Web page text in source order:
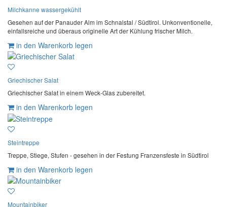
Milchkanne wassergekühlt
Gesehen auf der Panauder Alm im Schnalstal / Südtirol. Unkonventionelle,
einfallsreiche und überaus originelle Art der Kühlung frischer Milch.
in den Warenkorb legen
Griechischer Salat
Griechischer Salat in einem Weck-Glas zubereitet.
in den Warenkorb legen
Steintreppe
Treppe, Stiege, Stufen - gesehen in der Festung Franzensfeste in Südtirol
in den Warenkorb legen
Mountainbiker